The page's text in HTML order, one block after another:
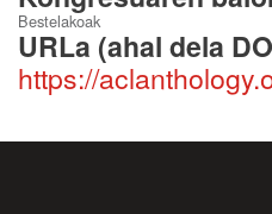
Bestelakoak
URLa (ahal dela
https://